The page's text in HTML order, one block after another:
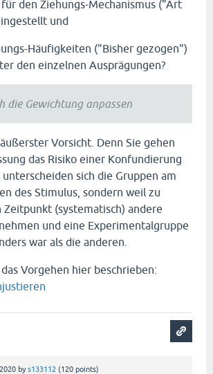
den Ziehungs-Mechanismus ("Art
und
Häufigkeiten ("Bisher gezogen")
den einzelnen Ausprägungen?
die Gewichtung anpassen
Vorsicht. Denn Sie gehen
das Risiko einer Konfundierung
sich die Gruppen am
des Stimulus, sondern weil zu
(systematisch) andere
und eine Experimentalgruppe
war als die anderen.
Vorgehen hier beschrieben:
bys133112 (120 points)